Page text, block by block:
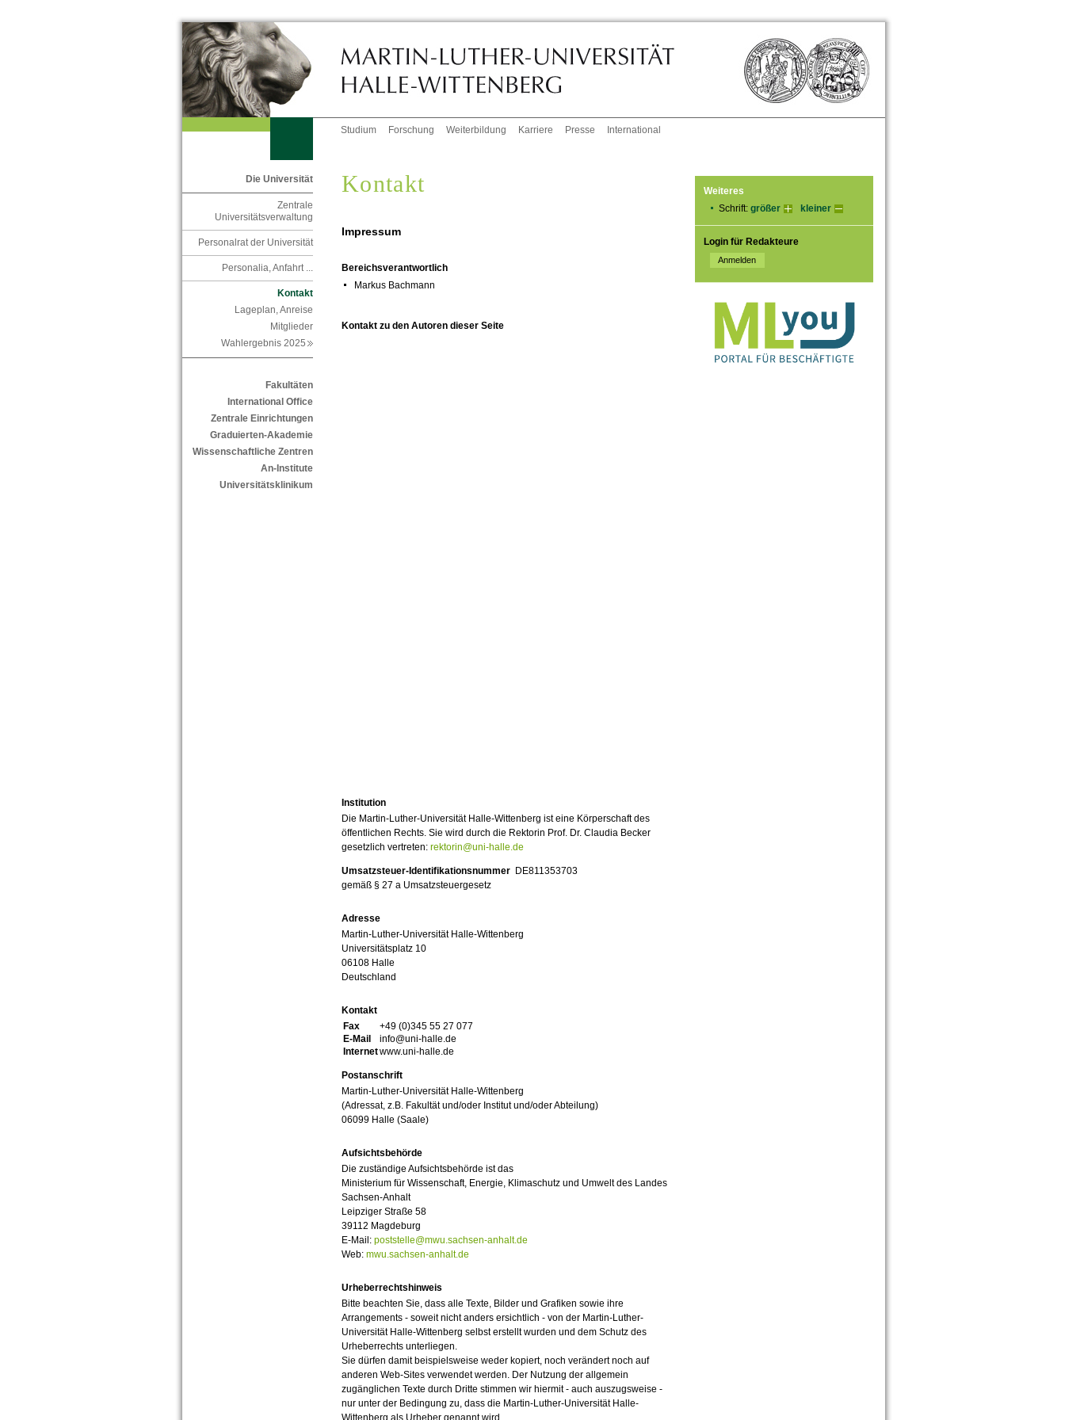
Studium Forschung Weiterbildung Karriere Presse International
Die Universität
Zentrale
Universitätsverwaltung
Personalrat der Universität
Personalia, Anfahrt ...
Kontakt
Lageplan, Anreise
Mitglieder
Wahlergebnis 2025
Fakultäten
International Office
Zentrale Einrichtungen
Graduierten-Akademie
Wissenschaftliche Zentren
An-Institute
Universitätsklinikum
Weiteres
Schrift: größer kleiner
Login für Redakteure
Kontakt
Impressum
Bereichsverantwortlich
Markus Bachmann
Kontakt zu den Autoren dieser Seite
Institution
Die Martin-Luther-Universität Halle-Wittenberg ist eine Körperschaft des
öffentlichen Rechts. Sie wird durch die Rektorin Prof. Dr. Claudia Becker
gesetzlich vertreten: rektorin@uni-halle.de
Umsatzsteuer-Identifikationsnummer DE811353703
gemäß § 27 a Umsatzsteuergesetz
Adresse
Martin-Luther-Universität Halle-Wittenberg
Universitätsplatz 10
06108 Halle
Deutschland
Kontakt
Fax
+49 (0)345 55 27 077
E-Mail
info@uni-halle.de
Internetwww.uni-halle.de
Postanschrift
Martin-Luther-Universität Halle-Wittenberg
(Adressat, z.B. Fakultät und/oder Institut und/oder Abteilung)
06099 Halle (Saale)
Aufsichtsbehörde
Die zuständige Aufsichtsbehörde ist das
Ministerium für Wissenschaft, Energie, Klimaschutz und Umwelt des Landes
Sachsen-Anhalt
Leipziger Straße 58
39112 Magdeburg
E-Mail: poststelle@mwu.sachsen-anhalt.de
Web: mwu.sachsen-anhalt.de
Urheberrechtshinweis
Bitte beachten Sie, dass alle Texte, Bilder und Grafiken sowie ihre
Arrangements - soweit nicht anders ersichtlich - von der Martin-Luther-
Universität Halle-Wittenberg selbst erstellt wurden und dem Schutz des
Urheberrechts unterliegen.
Sie dürfen damit beispielsweise weder kopiert, noch verändert noch auf
anderen Web-Sites verwendet werden. Der Nutzung der allgemein
zugänglichen Texte durch Dritte stimmen wir hiermit - auch auszugsweise -
nur unter der Bedingung zu, dass die Martin-Luther-Universität Halle-